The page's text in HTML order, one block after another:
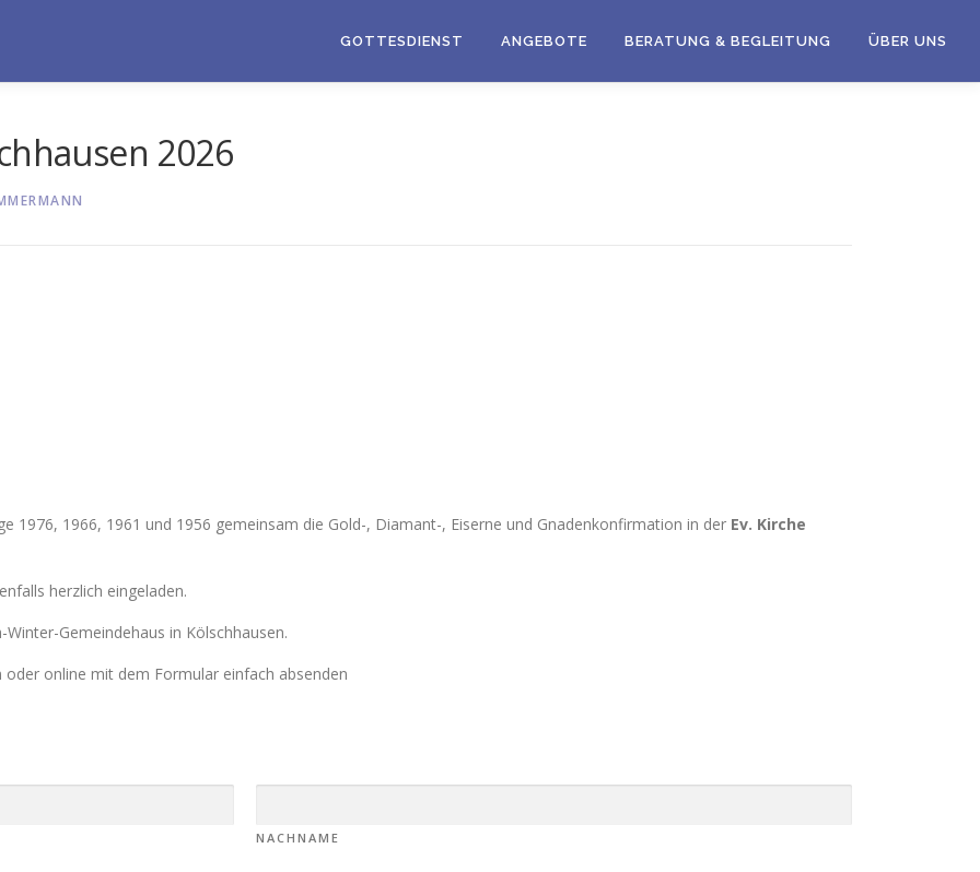
GOTTESDIENST ANGEBOTE BERATUNG & BEGLEITUNG ÜBER UNS
2026
1976, 1966, 1961 und 1956 gemeinsam die Gold-, Diamant-, Eiserne und Gnadenkonfirmation in der Ev. Kirche
herzlich eingeladen.
Gemeindehaus in Kölschhausen.
online mit dem Formular einfach absenden
NACHNAME